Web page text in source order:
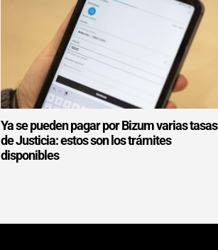
Ya se pueden pagar por Bizum varias tasas
de Justicia: estos son los trámites
disponibles